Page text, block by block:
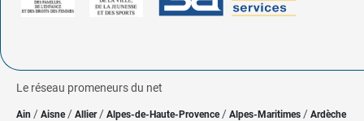
Le réseau promeneurs du net
Ain / Aisne/ Allier/ Alpes-de-Haute-Provence / Alpes-Maritimes / Ardèche